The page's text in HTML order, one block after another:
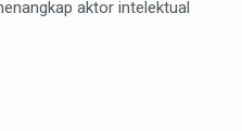
aktor intelektual